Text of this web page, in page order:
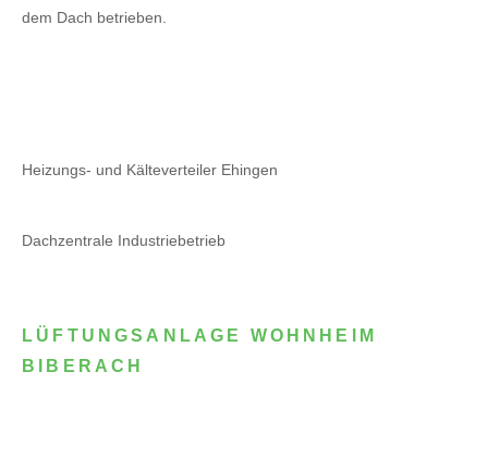
dem Dach betrieben.
Heizungs- und Kälteverteiler Ehingen
Dachzentrale Industriebetrieb
LÜFTUNGSANLAGE WOHNHEIM
BIBERACH